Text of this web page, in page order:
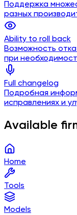
Поддержка
разных
Ability to roll back
Возможность
при
Full changelog
Подробная
исправлениях и
Available
Home
Tools
Models